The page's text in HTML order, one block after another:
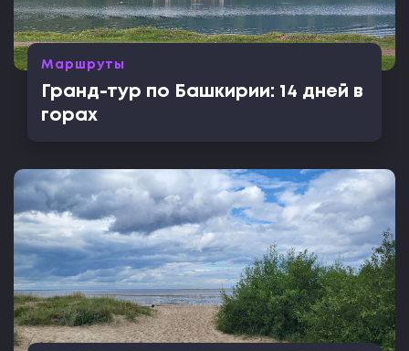
Маршруты
Гранд-тур по Башкирии: 14 дней в
горах